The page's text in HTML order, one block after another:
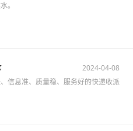
。
2024-04-08
信息准、质量稳、服务好的快递收派